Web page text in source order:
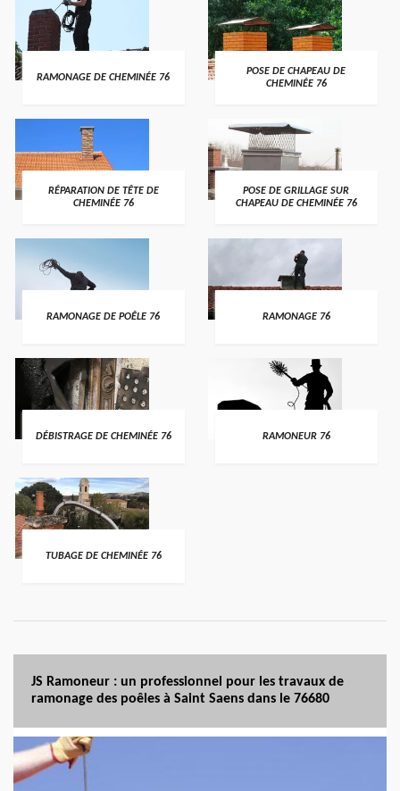
RAMONAGE DE CHEMINÉE 76
POSE DE CHAPEAU DE
CHEMINÉE 76
RÉPARATION DE TÊTE DE
CHEMINÉE 76
POSE DE GRILLAGE SUR
CHAPEAU DE CHEMINÉE 76
RAMONAGE DE POÊLE 76 RAMONAGE 76
DÉBISTRAGE DE CHEMINÉE 76 RAMONEUR 76
TUBAGE DE CHEMINÉE 76
JS Ramoneur : un professionnel pour les travaux de
ramonage des poêles à Saint Saens dans le 76680